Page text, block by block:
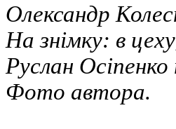
Олександр
На знімку: в
Руслан
Фото автора.